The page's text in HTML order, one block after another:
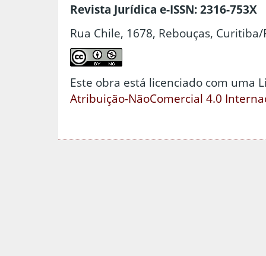
Revista Jurídica e-ISSN: 2316-753X
Rua Chile, 1678, Rebouças, Curitiba/
Este obra está licenciado com uma
Atribuição-NãoComercial 4.0